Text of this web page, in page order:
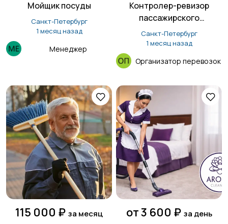
Мойщик посуды
Санкт-Петербург
1 месяц назад
Менеджер
Контролер-ревизор
пассажирского
транспорта
Санкт-Петербург
1 месяц назад
Организатор перевозок
115 000 ₽ за месяц от 3 600 ₽ за день